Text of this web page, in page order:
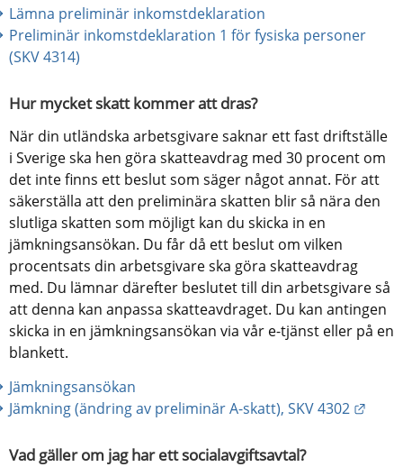
Lämna preliminär inkomstdeklaration
Preliminär inkomstdeklaration 1 för fysiska personer
(SKV 4314)
Hur mycket skatt kommer att dras?
När din utländska arbetsgivare saknar ett fast driftställe
i Sverige ska hen göra skatteavdrag med 30 procent om
det inte finns ett beslut som säger något annat. För att
säkerställa att den preliminära skatten blir så nära den
slutliga skatten som möjligt kan du skicka in en
jämkningsansökan. Du får då ett beslut om vilken
procentsats din arbetsgivare ska göra skatteavdrag
med. Du lämnar därefter beslutet till din arbetsgivare så
att denna kan anpassa skatteavdraget. Du kan antingen
skicka in en jämkningsansökan via vår e-tjänst eller på en
blankett.
Jämkningsansökan
Jämkning (ändring av preliminär A-skatt), SKV 4302
Vad gäller om jag har ett socialavgiftsavtal?